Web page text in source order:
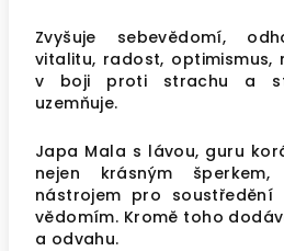
Zvyšuje sebevědomí,
vitalitu, radost, optimismus,
v boji proti strachu a
uzemňuje.
Japa Mala s lávou, guru
nejen krásným
nástrojem pro
vědomím. Kromě toho
a odvahu.